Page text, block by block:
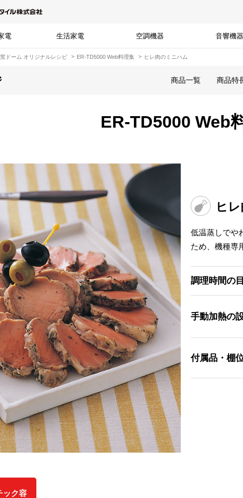
電 生活家電 空調機器 音響機器
ドーム オリジナルレシピ ER-TD5000 Web料理集 ヒレ肉のミニハム
商品一覧 商品特
ER-TD5000 Web
ヒ
低温蒸しでや
ため、機種専
調理時間の
手動加熱の
付属品・棚
ック容